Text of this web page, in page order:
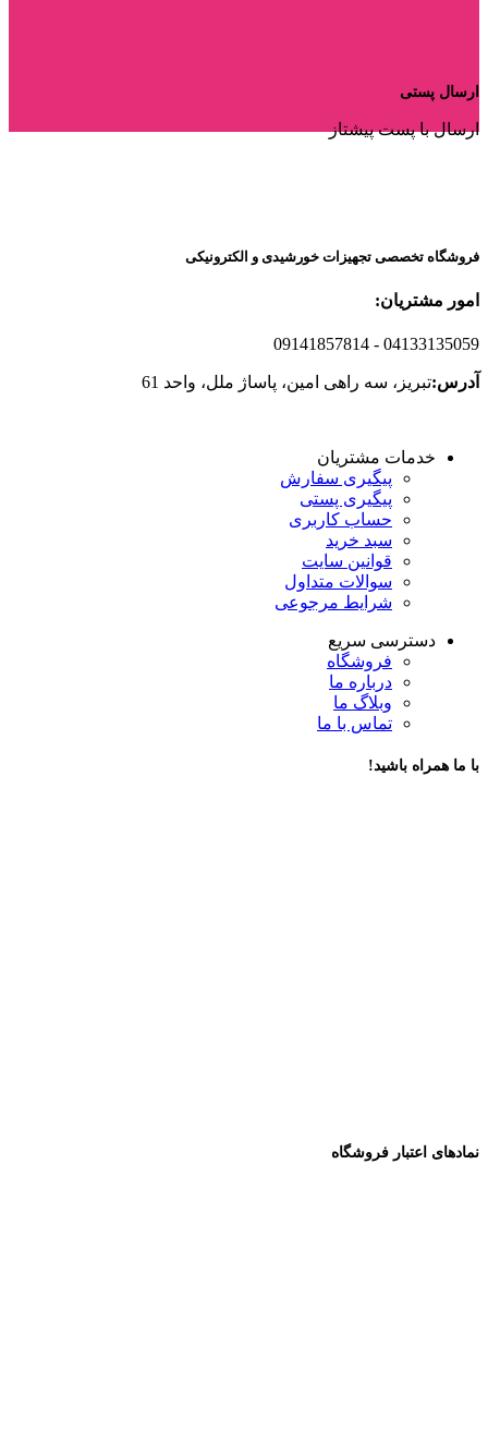
ارسال پستی
ارسال با پست پیشتاز
فروشگاه تخصصی تجهیزات خورشیدی و الکترونیکی
امور مشتریان:
- 04133135059
09141857814
آدرس:تبریز، سه راهی امین، پاساژ ملل، واحد 61
خدمات مشتریان
پیگیری سفارش
پیگیری پستی
حساب کاربری
سبد خرید
قوانین سایت
سوالات متداول
شرایط مرجوعی
دسترسی سریع
فروشگاه
درباره ما
وبلاگ ما
تماس با ما
با ما همراه باشید!
نمادهای اعتبار فروشگاه